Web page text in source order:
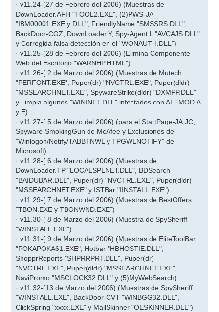
· v11.24-(27 de Febrero del 2006) (Muestras de
DownLoader.AFH "TOOL2.EXE", (2)PWS-JA
"IBM00001.EXE y DLL", FriendlyName "SMSSRS.DLL",
BackDoor-CGZ, DownLoader.Y, Spy-Agent.L "AVCAJS.DLL"
y Corregida falsa detección en el "WONAUTH.DLL")
· v11.25-(28 de Febrero del 2006) (Elimina Componente
Web del Escritorio "WARNHP.HTML")
· v11.26-( 2 de Marzo del 2006) (Muestras de Mutech
"PERFONT.EXE", Puper(dr) "NVCTRL.EXE", Puper(dldr)
"MSSEARCHNET.EXE", SpywareStrike(dldr) "DXMPP.DLL",
y Limpia algunos "WININET.DLL" infectados con ALEMOD.A
y E)
· v11.27-( 5 de Marzo del 2006) (para el StartPage-JA,JC,
Spyware-SmokingGun de McAfee y Exclusiones del
"Winlogon/Notify/TABBTNWL y TPGWLNOTIFY" de
Microsoft)
· v11.28-( 6 de Marzo del 2006) (Muestras de
DownLoader.TP "LOCALSPLNET.DLL", BDSearch
"BAIDUBAR.DLL", Puper(dr) "NVCTRL.EXE", Puper(dldr)
"MSSEARCHNET.EXE" y ISTBar "IINSTALL.EXE")
· v11.29-( 7 de Marzo del 2006) (Muestras de BestOffers
"TBON.EXE y TBONWND.EXE")
· v11.30-( 8 de Marzo del 2006) (Muestra de SpySheriff
"WINSTALL.EXE")
· v11.31-( 9 de Marzo del 2006) (Muestras de EliteToolBar
"POKAPOKA61.EXE", Hotbar "HBHOSTIE.DLL",
ShopprReports "SHPRRPRT.DLL", Puper(dr)
"NVCTRL.EXE", Puper(dldr) "MSSEARCHNET.EXE",
NaviPromo "MSCLOCK32.DLL" y (5)MyWebSearch)
· v11.32-(13 de Marzo del 2006) (Muestras de SpySheriff
"WINSTALL.EXE", BackDoor-CVT "WINBGG32.DLL",
ClickSpring "xxxx.EXE" y MailSkinner "OESKINNER.DLL")